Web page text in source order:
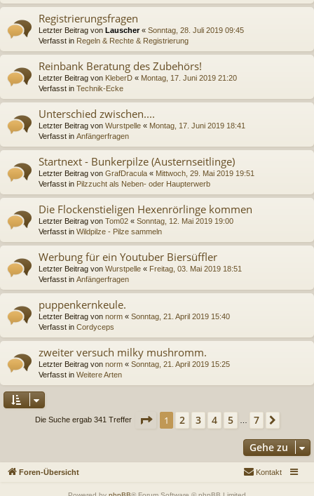
Registrierungsfragen
Letzter Beitrag von Lauscher« Sonntag, 28. Juli 2019 09:45
Verfasst in Regeln & Rechte & Registrierung
Reinbank Beratung des Zubehörs!
Letzter Beitrag von KleberD « Montag, 17. Juni 2019 21:20
Verfasst in Technik-Ecke
Unterschied zwischen....
Letzter Beitrag von Wurstpelle « Montag, 17. Juni 2019 18:41
Verfasst in Anfängerfragen
Startnext - Bunkerpilze (Austernseitlinge)
Letzter Beitrag von GrafDracula « Mittwoch, 29. Mai 2019 19:51
Verfasst in Pilzzucht als Neben- oder Haupterwerb
Die Flockenstieligen Hexenrörlinge kommen
Letzter Beitrag von Tom02 « Sonntag, 12. Mai 2019 19:00
Verfasst in Wildpilze - Pilze sammeln
Werbung für ein Youtuber Biersüffler
Letzter Beitrag von Wurstpelle « Freitag, 03. Mai 2019 18:51
Verfasst in Anfängerfragen
puppenkernkeule.
Letzter Beitrag von norm « Sonntag, 21. April 2019 15:40
Verfasst in Cordyceps
zweiter versuch milky mushromm.
Letzter Beitrag von norm « Sonntag, 21. April 2019 15:25
Verfasst in Weitere Arten
Die Suche ergab 341 Treffer Seite 1 von 7
1 2 3 4 5 7
Gehe zu
Foren-Übersicht Kontakt